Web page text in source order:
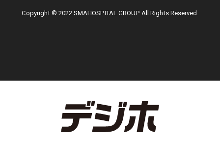
Copyright © 2022 SMAHOSPITAL GROUP All Rights Reserved.